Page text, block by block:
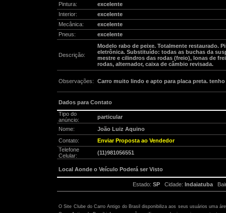
Pintura:
excelente
Interior:
excelente
Mecânica:
excelente
Pneus:
excelente
Descrição:
Modelo rabo de peixe. Totalmente restaurado.
eletrônica. Substituído: todas as buchas da
mestre e cilindros das rodas (freio), lonas de
rodas, alternador, caixa de câmbio revisada.
Observações: Carro muito lindo e apto para placa preta.
Dados para Contato
Tipo do
anúncio:
particular
Nome:
João Luiz Aquino
Contato:
Enviar Proposta ao Vendedor
Telefone
Celular:
(11)981056551
Local Aonde o Veículo Poderá ser Visto
Estado: SPCidade: Indaiatuba
O Site Clube do Carro Antigo do Brasil disponibiliza aos seus usuários uma